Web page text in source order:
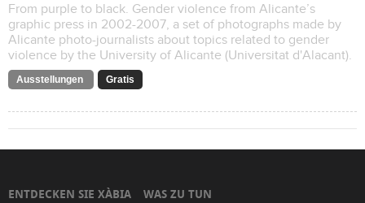
From purple to black. Gender violence from Alicante’s
graphic press in 2002-2007, a set of photographs made by
Alicante photo-journalists about topics related to gender
violence by the University of Alicante (Universitat d'Alacant).
Ausstellungen Gratis
ENTDECKEN SIE XÀBIA WAS ZU TUN